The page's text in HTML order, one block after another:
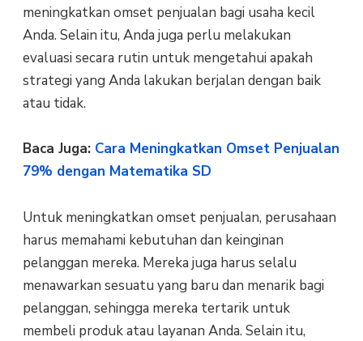
meningkatkan omset penjualan bagi usaha kecil
Anda. Selain itu, Anda juga perlu melakukan
evaluasi secara rutin untuk mengetahui apakah
strategi yang Anda lakukan berjalan dengan baik
atau tidak.
Baca Juga: Cara Meningkatkan Omset Penjualan
79% dengan Matematika SD
Untuk meningkatkan omset penjualan, perusahaan
harus memahami kebutuhan dan keinginan
pelanggan mereka. Mereka juga harus selalu
menawarkan sesuatu yang baru dan menarik bagi
pelanggan, sehingga mereka tertarik untuk
membeli produk atau layanan Anda. Selain itu,